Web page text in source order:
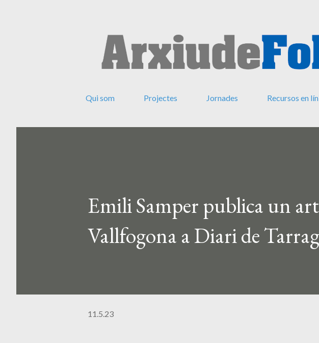
Qui som Projectes Jornades Recursos en
Emili Samper publica un
Vallfogona a Diari de
11.5.23